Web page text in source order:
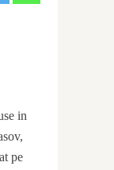
in
pe